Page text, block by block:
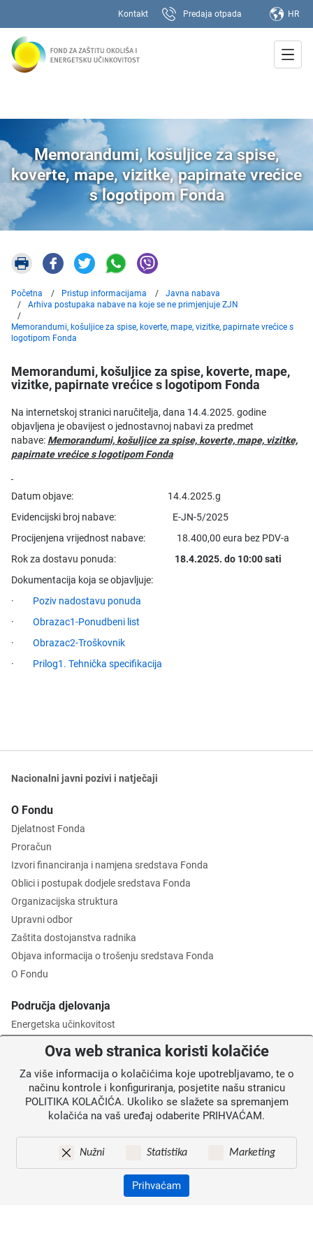
Kontakt Predaja otpada HR
Memorandumi, košuljice za spise,
koverte, mape, vizitke, papirnate vrećice
s logotipom Fonda
Početna Pristup informacijama
Javna nabava
Arhiva postupaka nabave na koje se ne primjenjuje ZJN
Memorandumi, košuljice za spise, koverte, mape, vizitke, papirnate vrećice s
logotipom Fonda
Memorandumi, košuljice za spise, koverte, mape,
vizitke, papirnate vrećice s logotipom Fonda
Na internetskoj stranici naručitelja, dana 14.4.2025. godine
objavljena je obavijest o jednostavnoj nabavi za predmet
nabave: Memorandumi, košuljice za spise, koverte, mape, vizitke,
papirnate vrećice s logotipom Fonda
Datum objave: 14.4.2025.g
Evidencijski broj nabave: E-JN-5/2025
Procijenjena vrijednost nabave: 18.400,00 eura bez PDV-a
Rok za dostavu ponuda: 18.4.2025. do 10:00 sati
Dokumentacija koja se objavljuje:
· Poziv nadostavu ponuda
· Obrazac1-Ponudbeni list
· Obrazac2-Troškovnik
· Prilog1. Tehnička specifikacija
Nacionalni javni pozivi i natječaji
O Fondu
Djelatnost Fonda
Proračun
Izvori financiranja i namjena sredstava Fonda
Oblici i postupak dodjele sredstava Fonda
Organizacijska struktura
Upravni odbor
Zaštita dostojanstva radnika
Objava informacija o trošenju sredstava Fonda
O Fondu
Područja djelovanja
Energetska učinkovitost
Posredničko tijelo razine 2
Informacije za korisnike
Mapa weba
Ova web stranica koristi kolačiće
Za više informacija o kolačićima koje upotrebljavamo, te o
načinu kontrole i konfiguriranja, posjetite našu stranicu
POLITIKA KOLAČIĆA. Ukoliko se slažete sa spremanjem
kolačića na vaš uređaj odaberite PRIHVAĆAM.
Nužni Statistika Marketing
Prihvaćam